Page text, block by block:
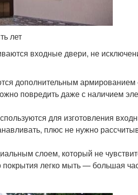
лет
входные двери, не
дополнительным
повредить даже с наличием
для изготовления
плюс не нужно
слоем, который не
легко мыть — большая